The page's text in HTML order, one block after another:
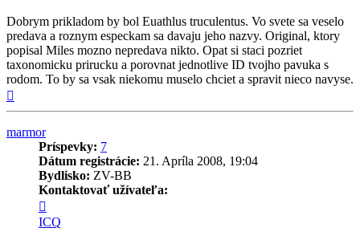
Dobrym prikladom by bol Euathlus truculentus. Vo svete sa veselo
predava a roznym especkam sa davaju jeho nazvy. Original, ktory
popisal Miles mozno nepredava nikto. Opat si staci pozriet
taxonomicku prirucku a porovnat jednotlive ID tvojho pavuka s
rodom. To by sa vsak niekomu muselo chciet a spravit nieco navyse.
marmor
Príspevky: 7
Dátum registrácie: 21. Apríla 2008, 19:04
Bydlisko: ZV-BB
Kontaktovať užívateľa:
informácie
užívateľa
ICQ